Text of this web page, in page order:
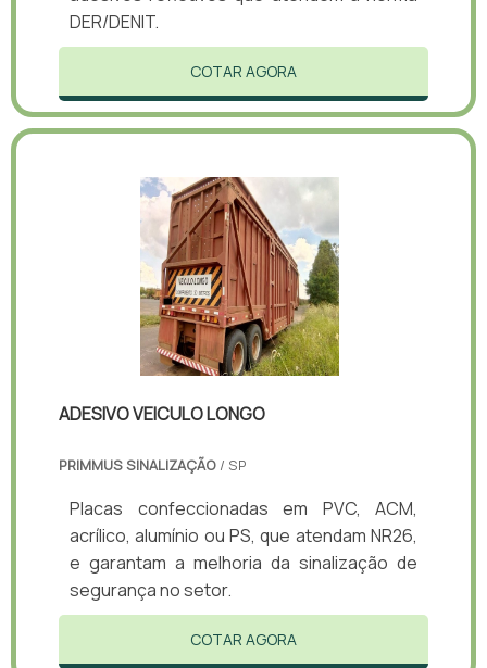
DER/DENIT.
COTAR AGORA
ADESIVO VEICULO LONGO
PRIMMUS SINALIZAÇÃO / SP
Placas confeccionadas em PVC, ACM,
acrílico, alumínio ou PS, que atendam NR26,
e garantam a melhoria da sinalização de
segurança no setor.
COTAR AGORA